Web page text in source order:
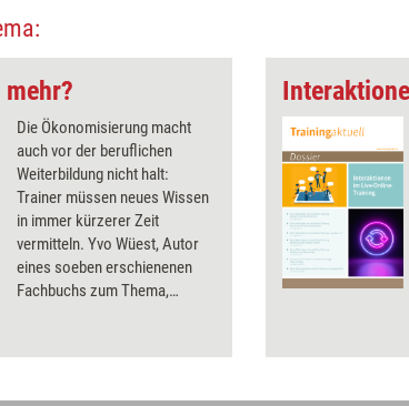
Die Ökonomisierung macht
auch vor der beruflichen
Weiterbildung nicht halt:
Trainer müssen neues Wissen
in immer kürzerer Zeit
vermitteln. Yvo Wüest, Autor
eines soeben erschienenen
Fachbuchs zum Thema,
Lernhandlung ebenso wie für